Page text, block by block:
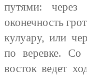
путями:
оконечность
кулуару, или
по веревке. Со
восток ведет